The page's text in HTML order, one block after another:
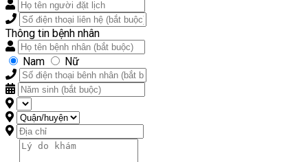
Thông tin bệnh nhân
Nam Nữ